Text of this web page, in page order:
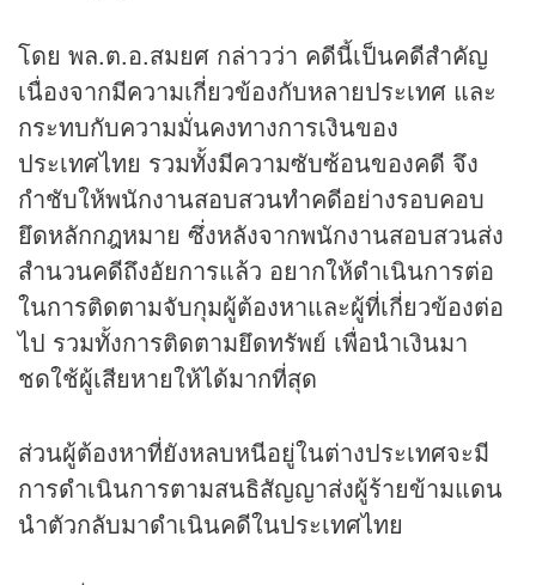
โดย พล.ต.อ.สมยศ กล่าวว่า คดีนี้เป็นคดีสำคัญ
เนื่องจากมีความเกี่ยวข้องกับหลายประเทศ และ
กระทบกับความมั่นคงทางการเงินของ
ประเทศไทย รวมทั้งมีความซับซ้อนของคดี จึง
กำชับให้พนักงานสอบสวนทำคดีอย่างรอบคอบ
ยึดหลักกฎหมาย ซึ่งหลังจากพนักงานสอบสวนส่ง
สำนวนคดีถึงอัยการแล้ว อยากให้ดำเนินการต่อ
ในการติดตามจับกุมผู้ต้องหาและผู้ที่เกี่ยวข้องต่อ
ไป รวมทั้งการติดตามยึดทรัพย์ เพื่อนำเงินมา
ชดใช้ผู้เสียหายให้ได้มากที่สุด
ส่วนผู้ต้องหาที่ยังหลบหนีอยู่ในต่างประเทศจะมี
การดำเนินการตามสนธิสัญญาส่งผู้ร้ายข้ามแดน
นำตัวกลับมาดำเนินคดีในประเทศไทย